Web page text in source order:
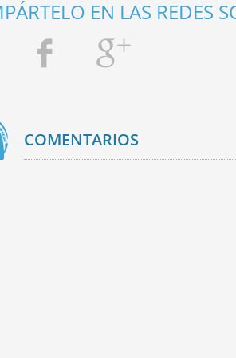
EN LAS REDES
COMENTARIOS